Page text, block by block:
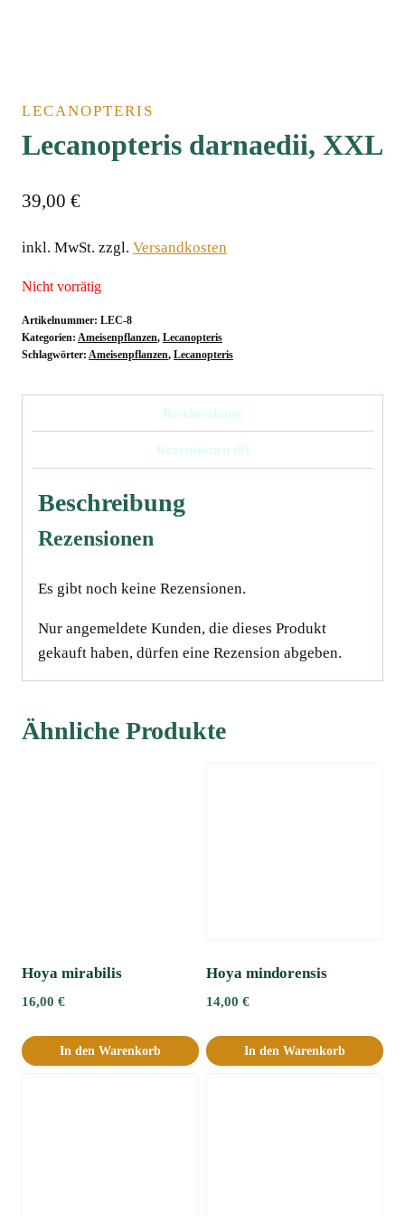
LECANOPTERIS
Lecanopteris darnaedii, XXL
39,00 €
inkl. MwSt. zzgl. Versandkosten
Nicht vorrätig
Artikelnummer: LEC-8
Kategorien: Ameisenpflanzen, Lecanopteris
Schlagwörter: Ameisenpflanzen, Lecanopteris
Beschreibung
Rezensionen (0)
Beschreibung
Rezensionen
Es gibt noch keine Rezensionen.
Nur angemeldete Kunden, die dieses Produkt
gekauft haben, dürfen eine Rezension abgeben.
Ähnliche Produkte
Hoya mirabilis
16,00 €
In den Warenkorb
Hoya mindorensis
14,00 €
In den Warenkorb